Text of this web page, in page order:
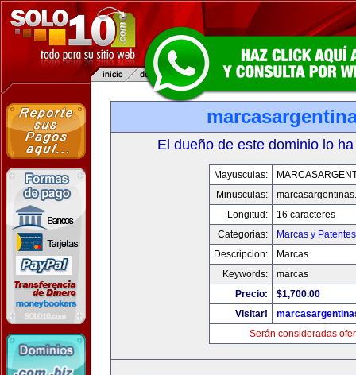
El dueño de este dominio lo
Mayusculas:
Minusculas:
Longitud:
16 caracteres
Categorias:
Marcas y Patentes
Descripcion:
Marcas
Keywords:
marcas
Precio:
$1,700.00
Visitar!
Serán consideradas